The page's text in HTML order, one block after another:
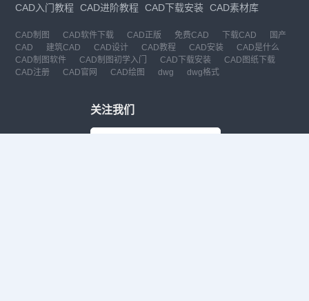
CAD入门教程 CAD进阶教程 CAD下载安装 CAD素材库
CAD制图 CAD软件下载 CAD正版 免费CAD 下载CAD
国产
CAD
建筑CAD CAD设计 CAD教程 CAD安装
CAD是什么
CAD制图软件
CAD制图初学入门 CAD下载安装
CAD图纸下载
CAD注册
CAD官网 CAD绘图 dwg dwg格式
关注我们